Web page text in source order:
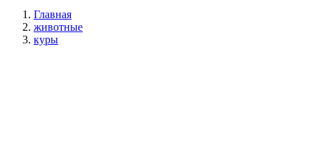
Главная
животные
куры